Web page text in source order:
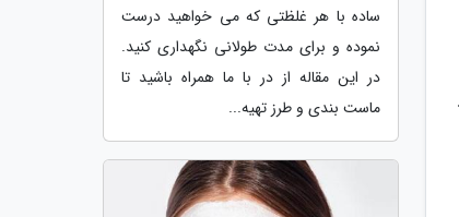
ساده با هر غلظتی که می خواهید درست
نموده و برای مدت طولانی نگهداری کنید.
در این مقاله از در با ما همراه باشید تا
ماست بندی و طرز تهیه...